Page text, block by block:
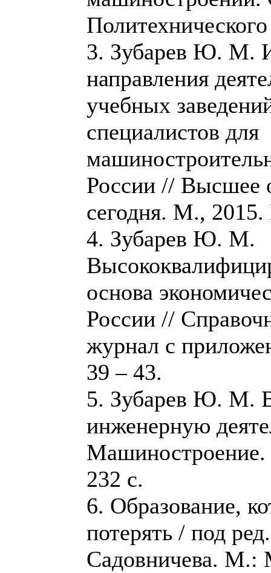
3. Зубарев Ю. М.
направления
учебных
специалистов для
России // Высшее
сегодня. М.,
4. Зубарев Ю. М.
основа
России //
журнал с
39 – 43.
5. Зубарев Ю. М.
инженерную
232 с.
6. Образование,
потерять / под
Садовничева. М.: